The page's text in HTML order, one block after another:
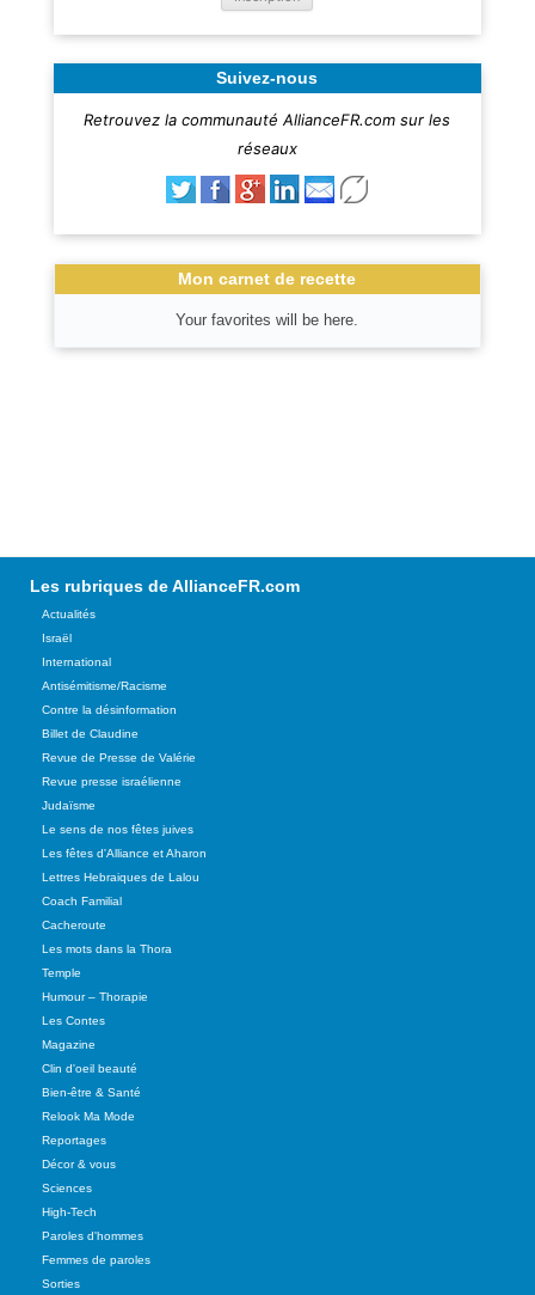
Suivez-nous
Retrouvez la communauté AllianceFR.com sur les
réseaux
Mon carnet de recette
Your favorites will be here.
Les rubriques de AllianceFR.com
Actualités
Israël
International
Antisémitisme/Racisme
Contre la désinformation
Billet de Claudine
Revue de Presse de Valérie
Revue presse israélienne
Judaïsme
Le sens de nos fêtes juives
Les fêtes d'Alliance et Aharon
Lettres Hebraiques de Lalou
Coach Familial
Cacheroute
Les mots dans la Thora
Temple
Humour – Thorapie
Les Contes
Magazine
Clin d'oeil beauté
Bien-être & Santé
Relook Ma Mode
Reportages
Décor & vous
Sciences
High-Tech
Paroles d'hommes
Femmes de paroles
Sorties